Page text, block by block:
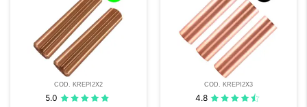
COD. KREPI2X2
5.0
COD. KREPI2X3
4.8